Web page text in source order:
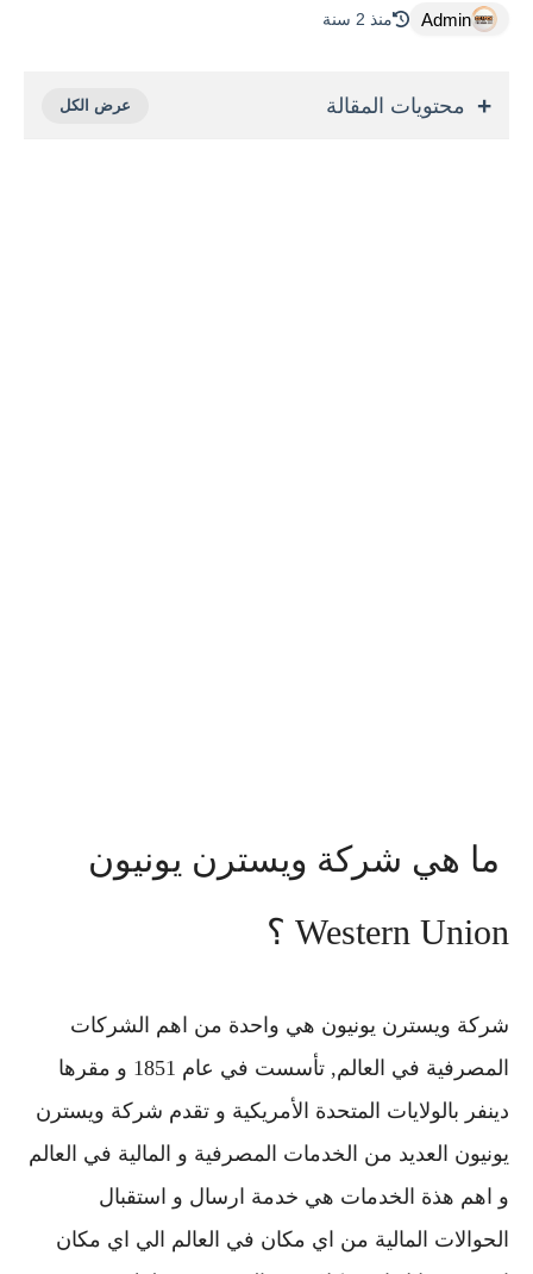
Admin منذ 2 سنة
محتويات المقالة
ما هي شركة ويسترن يونيون
Western Union ؟
شركة ويسترن يونيون هي واحدة من اهم الشركات
المصرفية في العالم, تأسست في عام 1851 و مقرها
دينفر بالولايات المتحدة الأمريكية و تقدم شركة ويسترن
يونيون العديد من الخدمات المصرفية و المالية في العالم
و اهم هذة الخدمات هي خدمة ارسال و استقبال
الحوالات المالية من اي مكان في العالم الي اي مكان